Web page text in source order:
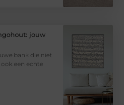
jouw
bank die niet
een echte